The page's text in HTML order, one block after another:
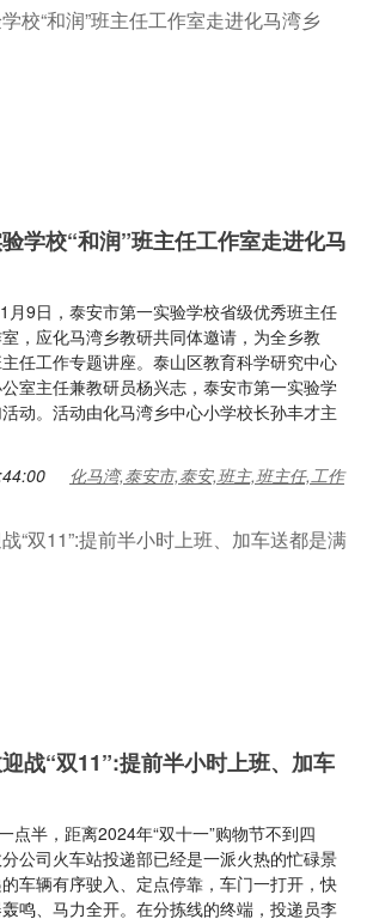
学校“和润”班主任工作室走进化马
月9日，泰安市第一实验学校省级优秀班主任
，应化马湾乡教研共同体邀请，为全乡教
任工作专题讲座。泰山区教育科学研究中心
室主任兼教研员杨兴志，泰安市第一实验学
动。活动由化马湾乡中心小学校长孙丰才主
化马湾,泰安市,泰安,班主,班主任,工作
战“双11”:提前半小时上班、加车
点半，距离2024年“双十一”购物节不到四
公司火车站投递部已经是一派火热的忙碌景
车辆有序驶入、定点停靠，车门一打开，快
鸣、马力全开。在分拣线的终端，投递员李